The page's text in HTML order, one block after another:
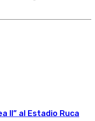
II” al Estadio Ruca